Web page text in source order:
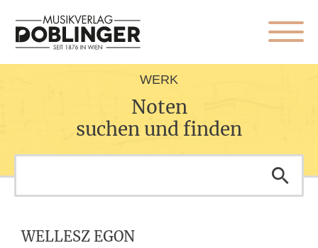
WERK
Noten
suchen und finden
WELLESZ EGON